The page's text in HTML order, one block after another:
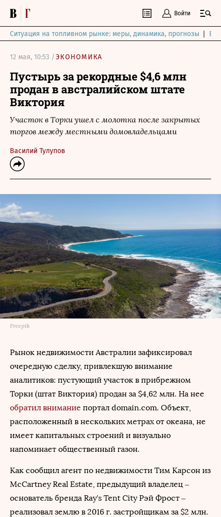
Войти
Ситуация на топливном рынке: меры, динамика, прогнозы
12 мая, 10:53 /ЭКОНОМИКА
Пустырь за рекордные $4,6 млн
продан в австралийском штате
Виктория
Участок в Торки ушел с молотка после закрытых
торгов между местными домовладельцами
Василий Тулупов
Freepik
Рынок недвижимости Австралии зафиксировал
очередную сделку, привлекшую внимание
аналитиков: пустующий участок в прибрежном
Торки (штат Виктория) продан за $4,62 млн. На нее
обратил внимание портал domain.com. Объект,
расположенный в нескольких метрах от океана, не
имеет капитальных строений и визуально
напоминает общественный газон.
Как сообщил агент по недвижимости Тим Карсон из
McCartney Real Estate, предыдущий владелец –
основатель бренда Ray's Tent City Рэй Фрост –
реализовал землю в 2016 г. застройщикам за $2 млн.